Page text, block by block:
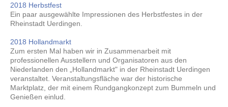
2018 Herbstfest
Ein paar ausgewählte Impressionen des Herbstfestes in der
Rheinstadt Uerdingen.
2018 Hollandmarkt
Zum ersten Mal haben wir in Zusammenarbeit mit
professionellen Ausstellern und Organisatoren aus den
Niederlanden den „Hollandmarkt" in der Rheinstadt Uerdingen
veranstaltet. Veranstaltungsfläche war der historische
Marktplatz, der mit einem Rundgangkonzept zum Bummeln und
Genießen einlud.